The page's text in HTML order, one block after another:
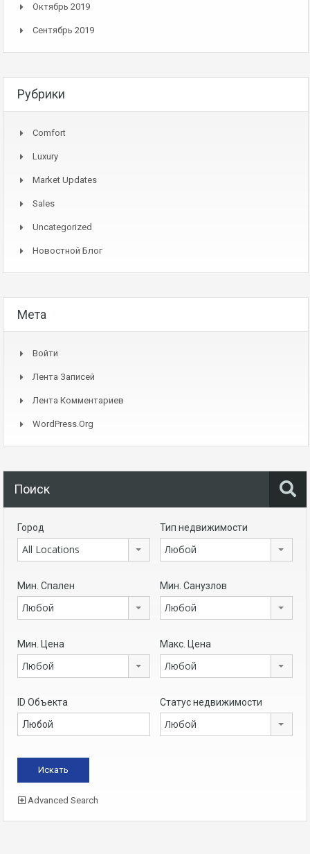
Октябрь 2019
Сентябрь 2019
Рубрики
Comfort
Luxury
Market Updates
Sales
Uncategorized
Новостной Блог
Мета
Войти
Лента Записей
Лента Комментариев
WordPress.org
Поиск
Город
All Locations
Тип недвижимости
Любой
Мин. Спален
Любой
Мин. Санузлов
Любой
Мин. Цена
Любой
Макс. Цена
Любой
ID Объекта Статус недвижимости
Любой
Advanced Search